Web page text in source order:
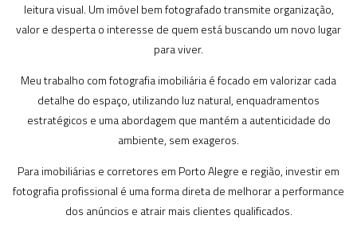
leitura visual. Um imóvel bem fotografado transmite organização,
valor e desperta o interesse de quem está buscando um novo lugar
para viver.
Meu trabalho com fotografia imobiliária é focado em valorizar cada
detalhe do espaço, utilizando luz natural, enquadramentos
estratégicos e uma abordagem que mantém a autenticidade do
ambiente, sem exageros.
Para imobiliárias e corretores em Porto Alegre e região, investir em
fotografia profissional é uma forma direta de melhorar a performance
dos anúncios e atrair mais clientes qualificados.